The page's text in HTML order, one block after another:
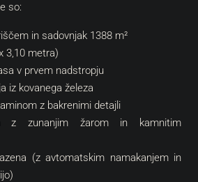
so:
in sadovnjak 1388 m²
3,10 metra)
v prvem nadstropju
iz kovanega železa
z bakrenimi detajli
z zunanjim žarom in kamnitim
(z avtomatskim namakanjem in